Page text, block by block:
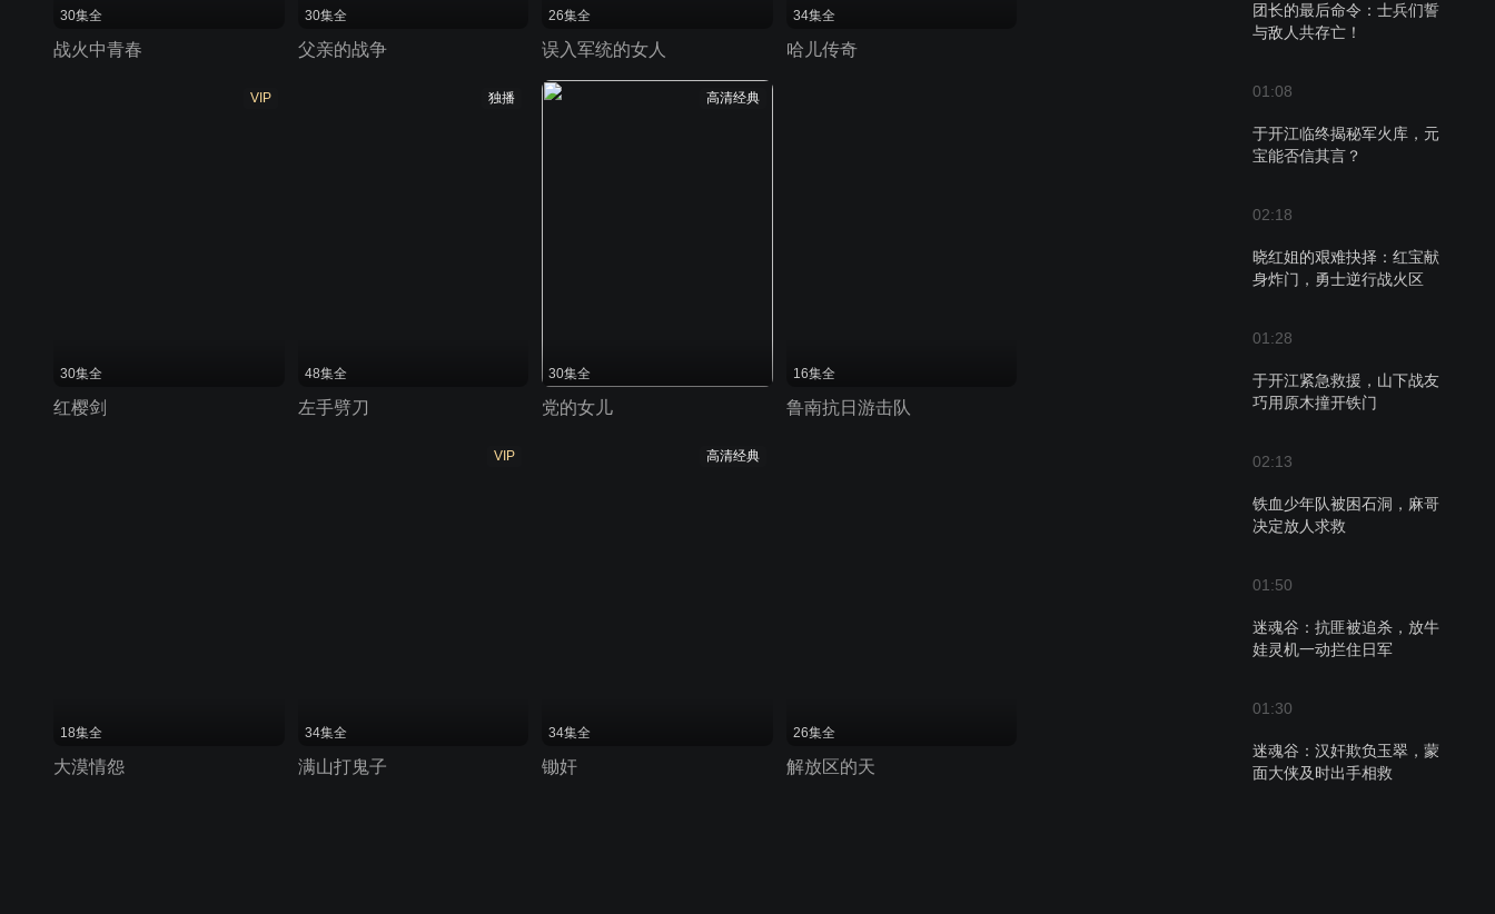
团长的最后命令：士兵们誓
与敌人共存亡！
01:08
于开江临终揭秘军火库，元
宝能否信其言？
02:18
晓红姐的艰难抉择：红宝献
身炸门，勇士逆行战火区
01:28
于开江紧急救援，山下战友
巧用原木撞开铁门
02:13
铁血少年队被困石洞，麻哥
决定放人求救
01:50
迷魂谷：抗匪被追杀，放牛
娃灵机一动拦住日军
01:30
迷魂谷：汉奸欺负玉翠，蒙
面大侠及时出手相救
30集全
战火中青春
30集全
父亲的战争
26集全
误入军统的女人
34集全
哈儿传奇
VIP
30集全
红樱剑
独播
48集全
左手劈刀
高清经典
30集全
党的女儿
16集全
鲁南抗日游击队
18集全
大漠情怨
VIP
34集全
满山打鬼子
高清经典
34集全
锄奸
26集全
解放区的天